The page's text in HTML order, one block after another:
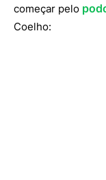
começar pelo
Coelho: